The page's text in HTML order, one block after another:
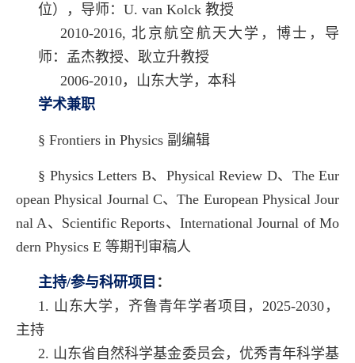
位），导师：U. van Kolck 教授
2010-2016, 北京航空航天大学，博士，导
师：孟杰教授、耿立升教授
2006-2010，山东大学，本科
学术兼职
§ Frontiers in Physics 副编辑
§ Physics Letters B、Physical Review D、The Eur
opean Physical Journal C、The European Physical Jour
nal A、Scientific Reports、International Journal of Mo
dern Physics E 等期刊审稿人
主持/参与科研项目 ：
1. 山东大学，齐鲁青年学者项目，2025-2030，
主持
2. 山东省自然科学基金委员会，优秀青年科学基